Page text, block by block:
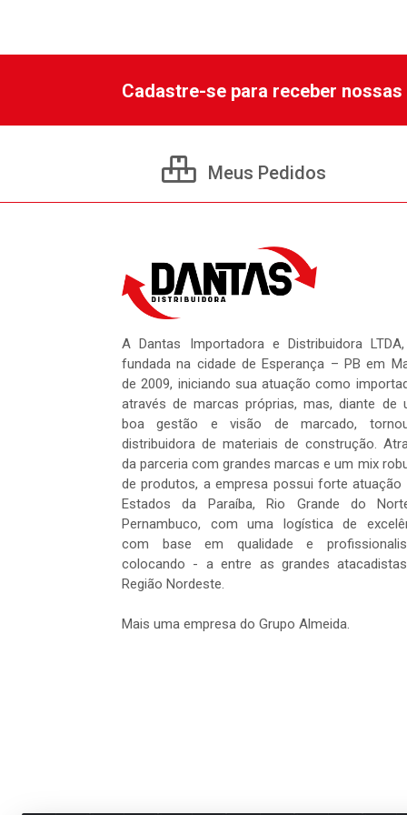
Cadastre-se para receber
Meus Pedidos
A Dantas Importadora e Distribuidora
fundada na cidade de Esperança – PB em
de 2009, iniciando sua atuação como
através de marcas próprias, mas, diante de
boa gestão e visão de marcado,
distribuidora de materiais de construção.
da parceria com grandes marcas e um mix
de produtos, a empresa possui forte atuação
Estados da Paraíba, Rio Grande do
Pernambuco, com uma logística de
com base em qualidade e
colocando - a entre as grandes
Região Nordeste.
Mais uma empresa do Grupo Almeida.